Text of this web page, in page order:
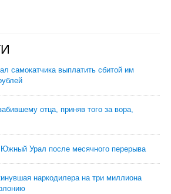
самокатчика выплатить сбитой им
отца, приняв того за вора,
Урал после месячного перерыва
наркодилера на три миллиона